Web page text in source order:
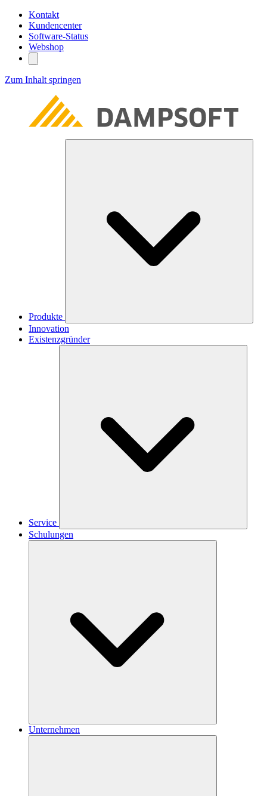
Kontakt
Kundencenter
Software-Status
Webshop
Zum Inhalt springen
Produkte
Innovation
Existenzgründer
Service
Schulungen
Unternehmen